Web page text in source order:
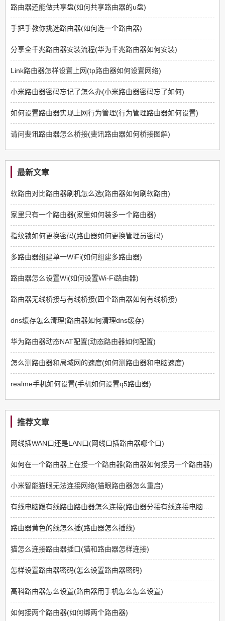
路由器还能做共享盘(如何共享路由器的u盘)
手把手教你挑选路由器(如何选一个路由器)
分享全千兆路由器安装流程(华为千兆路由器如何安装)
Link路由器怎样设置上网(tp路由器如何设置网络)
小米路由器密码忘记了怎么办(小米路由器密码忘了如何)
如何设置路由器实现上网行为管理(行为管理路由器如何设置)
请问斐讯路由器怎么桥接(斐讯路由器如何桥接图解)
最新文章
软路由对比路由器刷机怎么选(路由器如何刷软路由)
家里只有一个路由器(家里如何装多一个路由器)
指纹锁如何更换密码(路由器如何更换管理员密码)
多路由器组建单一WiFi(如何组建多路由器)
路由器怎么设置Wi(如何设置Wi-Fi路由器)
路由器无线桥接与有线桥接(四个路由器如何有线桥接)
dns缓存怎么清理(路由器如何清理dns缓存)
华为路由器动态NAT配置(动态路由器如何配置)
怎么测路由器和局域网的速度(如何测路由器和电脑速度)
realme手机如何设置(手机如何设置q5路由器)
推荐文章
网线插WAN口还是LAN口(网线口插路由器哪个口)
如何在一个路由器上在接一个路由器(路由器如何接另一个路由器)
小米智能猫眼无法连接网络(猫眼路由器怎么重启)
路由器黄色的线怎么插(路由器怎么插线)
猫怎么连接路由器插口(猫和路由器怎样连接)
怎样设置路由器密码(怎么设置路由器密码)
高科路由器怎么设置(路由器用手机怎么怎么设置)
如何接两个路由器(如何绑两个路由器)